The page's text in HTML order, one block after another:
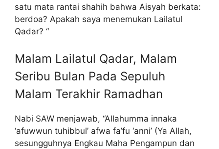
satu mata rantai shahih bahwa Aisyah berkata:
berdoa? Apakah saya menemukan Lailatul
Qadar? “
Malam Lailatul Qadar, Malam
Seribu Bulan Pada Sepuluh
Malam Terakhir Ramadhan
Nabi SAW menjawab, “Allahumma innaka
‘afuwwun tuhibbul’ afwa fa’fu ‘anni’ (Ya Allah,
sesungguhnya Engkau Maha Pengampun dan